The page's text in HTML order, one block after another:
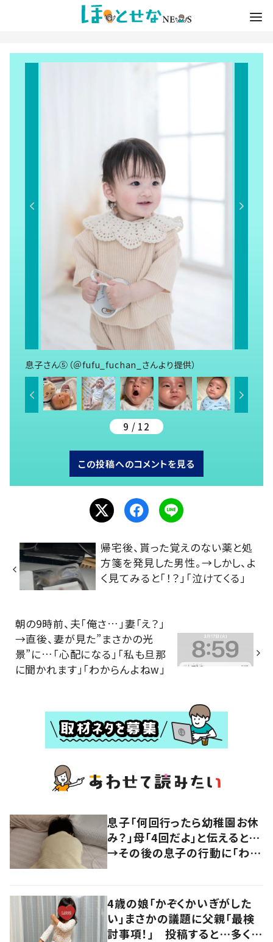
息子さん⑤（＠fufu_fuchan_さんより提供）
9 / 12
この投稿へのコメントを見る
帰宅後、貰った覚えのない薬と処
方箋を発見した男性。→しかし、よ
く見てみると「！？」「泣けてくる」
朝の9時前、夫「俺さ…」妻「え？」
→直後、妻が見た”まさかの光
景”に…「心配になる」「私も旦那
に聞かれます」「わからんよねw」
息子「何回行ったら幼稚園お休
み？」母「4回だよ」と伝えると…
→その後の息子の行動に「わか
4歳の娘「かぞくかいぎがした
い」まさかの議題に父親「最検
討事項！」 投稿すると…多くの